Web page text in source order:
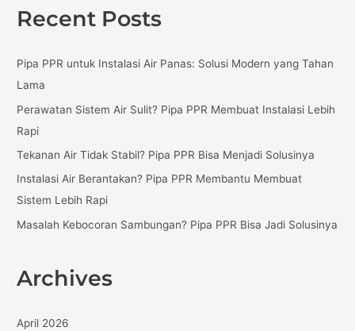
r
h
f
o
r
:
Recent Posts
Pipa PPR untuk Instalasi Air Panas: Solusi Modern yang Tahan
Lama
Perawatan Sistem Air Sulit? Pipa PPR Membuat Instalasi Lebih
Rapi
Tekanan Air Tidak Stabil? Pipa PPR Bisa Menjadi Solusinya
Instalasi Air Berantakan? Pipa PPR Membantu Membuat
Sistem Lebih Rapi
Masalah Kebocoran Sambungan? Pipa PPR Bisa Jadi Solusinya
Archives
April 2026